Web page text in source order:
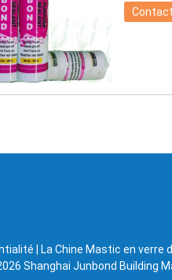
La Chine Mastic en verre
Shanghai Junbond Building